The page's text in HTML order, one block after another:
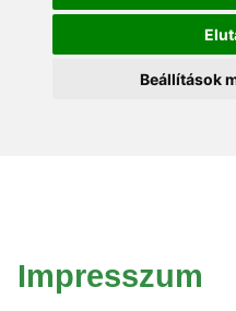
Beállítások
Impresszum